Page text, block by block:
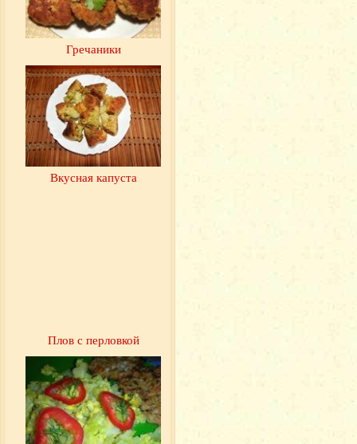
Гречаники
Вкусная капуста
Плов с перловкой